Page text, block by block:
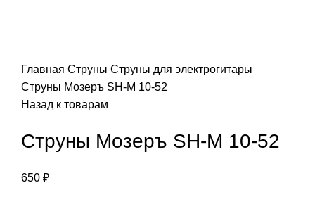
Главная Струны Струны для электрогитары
Струны Мозеръ SH-M 10-52
Назад к товарам
Струны Мозеръ SH-M 10-52
650 ₽